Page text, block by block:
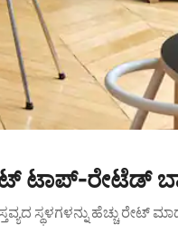
ಟಾಪ್-ರೇಟೆಡ್
ಸ್ಥಳಗಳನ್ನು ಹೆಚ್ಚು ರೇಟ್